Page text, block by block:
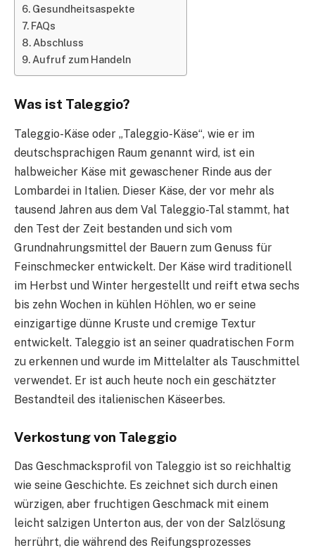
Gesundheitsaspekte
FAQs
Abschluss
Aufruf zum Handeln
Was ist Taleggio?
Taleggio-Käse oder „Taleggio-Käse“, wie er im
deutschsprachigen Raum genannt wird, ist ein
halbweicher Käse mit gewaschener Rinde aus der
Lombardei in Italien. Dieser Käse, der vor mehr als
tausend Jahren aus dem Val Taleggio-Tal stammt, hat
den Test der Zeit bestanden und sich vom
Grundnahrungsmittel der Bauern zum Genuss für
Feinschmecker entwickelt. Der Käse wird traditionell
im Herbst und Winter hergestellt und reift etwa sechs
bis zehn Wochen in kühlen Höhlen, wo er seine
einzigartige dünne Kruste und cremige Textur
entwickelt. Taleggio ist an seiner quadratischen Form
zu erkennen und wurde im Mittelalter als Tauschmittel
verwendet. Er ist auch heute noch ein geschätzter
Bestandteil des italienischen Käseerbes.
Verkostung von Taleggio
Das Geschmacksprofil von Taleggio ist so reichhaltig
wie seine Geschichte. Es zeichnet sich durch einen
würzigen, aber fruchtigen Geschmack mit einem
leicht salzigen Unterton aus, der von der Salzlösung
herrührt, die während des Reifungsprozesses